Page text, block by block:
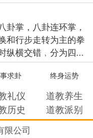
卦掌，八卦连环掌，
和行步走转为主的拳
纵横交错﹐分为四...
求卦 终身运势
礼仪
道教养生
历史 道教派别
限公司